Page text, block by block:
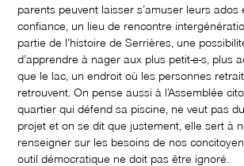
parents peuvent laisser s’amuser leurs ados
confiance, un lieu de rencontre
partie de l’histoire de Serrières, une
d’apprendre à nager aux plus petit-e-s, plus
que le lac, un endroit où les personnes
retrouvent. On pense aussi à l’Assemblée
quartier qui défend sa piscine, ne veut pas
projet et on se dit que justement, elle sert à
renseigner sur les besoins de nos
outil démocratique ne doit pas être ignoré.